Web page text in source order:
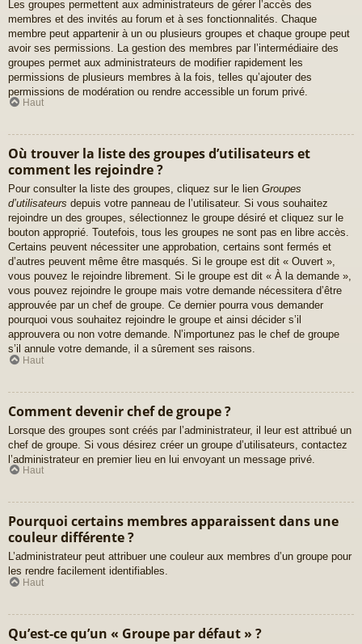
Les groupes permettent aux administrateurs de gérer l’accès des
membres et des invités au forum et à ses fonctionnalités. Chaque
membre peut appartenir à un ou plusieurs groupes et chaque groupe peut
avoir ses permissions. La gestion des membres par l’intermédiaire des
groupes permet aux administrateurs de modifier rapidement les
permissions de plusieurs membres à la fois, telles qu’ajouter des
permissions de modération ou rendre accessible un forum privé.
Haut
Où trouver la liste des groupes d’utilisateurs et
comment les rejoindre ?
Pour consulter la liste des groupes, cliquez sur le lien Groupes
d’utilisateurs depuis votre panneau de l’utilisateur. Si vous souhaitez
rejoindre un des groupes, sélectionnez le groupe désiré et cliquez sur le
bouton approprié. Toutefois, tous les groupes ne sont pas en libre accès.
Certains peuvent nécessiter une approbation, certains sont fermés et
d’autres peuvent même être masqués. Si le groupe est dit « Ouvert »,
vous pouvez le rejoindre librement. Si le groupe est dit « À la demande »,
vous pouvez rejoindre le groupe mais votre demande nécessitera d’être
approuvée par un chef de groupe. Ce dernier pourra vous demander
pourquoi vous souhaitez rejoindre le groupe et ainsi décider s’il
approuvera ou non votre demande. N’importunez pas le chef de groupe
s’il annule votre demande, il a sûrement ses raisons.
Haut
Comment devenir chef de groupe ?
Lorsque des groupes sont créés par l’administrateur, il leur est attribué un
chef de groupe. Si vous désirez créer un groupe d’utilisateurs, contactez
l’administrateur en premier lieu en lui envoyant un message privé.
Haut
Pourquoi certains membres apparaissent dans une
couleur différente ?
L’administrateur peut attribuer une couleur aux membres d’un groupe pour
les rendre facilement identifiables.
Haut
Qu’est-ce qu’un « Groupe par défaut » ?